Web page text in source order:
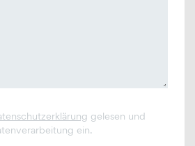
gelesen und
ein.